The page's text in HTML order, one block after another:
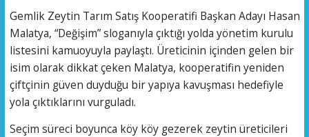
Gemlik Zeytin Tarım Satış Kooperatifi Başkan Adayı Hasan
Malatya, “Değişim” sloganıyla çıktığı yolda yönetim kurulu
listesini kamuoyuyla paylaştı. Üreticinin içinden gelen bir
isim olarak dikkat çeken Malatya, kooperatifin yeniden
çiftçinin güven duyduğu bir yapıya kavuşması hedefiyle
yola çıktıklarını vurguladı.
Seçim süreci boyunca köy köy gezerek zeytin üreticileri